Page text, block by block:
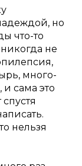
но
что-то
не
много-
сама это
нельзя